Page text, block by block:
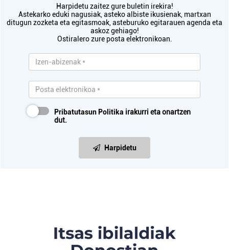
Harpidetu zaitez gure buletin irekira!
Astekarko eduki nagusiak, asteko albiste ikusienak, martxan
ditugun zozketa eta egitasmoak, asteburuko egitarauen agenda eta
askoz gehiago!
Ostiralero zure posta elektronikoan.
Pribatutasun Politika irakurri eta onartzen
dut.
Harpidetu